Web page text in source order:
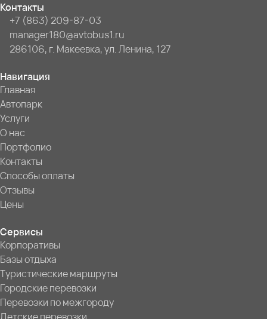
Контакты
+7 (863) 209-87-03
manager180@avtobus1.ru
286106, г. Макеевка, ул. Ленина, 127
Навигация
Главная
Автопарк
Услуги
О нас
Портфолио
Контакты
Способы оплаты
Отзывы
Цены
Сервисы
Корпоративы
Базы отдыха
Туристические маршруты
Городские перевозки
Перевозки по межгороду